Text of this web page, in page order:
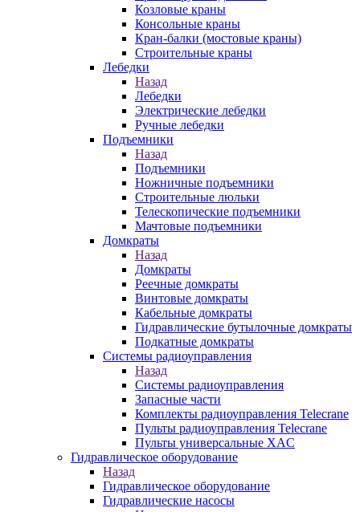
Козловые краны
Консольные краны
Кран-балки (мостовые краны)
Строительные краны
Лебедки
Назад
Лебедки
Электрические лебедки
Ручные лебедки
Подъемники
Назад
Подъемники
Ножничные подъемники
Строительные люльки
Телескопические подъемники
Мачтовые подъемники
Домкраты
Назад
Домкраты
Реечные домкраты
Винтовые домкраты
Кабельные домкраты
Гидравлические бутылочные домкраты
Подкатные домкраты
Системы радиоуправления
Назад
Системы радиоуправления
Запасные части
Комплекты радиоуправления Telecrane
Пульты радиоуправления Telecrane
Пульты универсальные XAC
Гидравлическое оборудование
Назад
Гидравлическое оборудование
Гидравлические насосы